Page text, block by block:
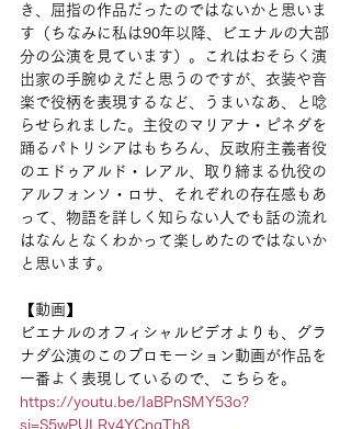
き、屈指の作品だったのではないかと思いま
す（ちなみに私は90年以降、ビエナルの大部
分の公演を見ています）。これはおそらく演
出家の手腕ゆえだと思うのですが、衣装や音
楽で役柄を表現するなど、うまいなあ、と唸
らせられました。主役のマリアナ・ピネダを
踊るパトリシアはもちろん、反政府主義者役
のエドゥアルド・レアル、取り締まる仇役の
アルフォンソ・ロサ、それぞれの存在感もあ
って、物語を詳しく知らない人でも話の流れ
はなんとなくわかって楽しめたのではないか
と思います。
【動画】
ビエナルのオフィシャルビデオよりも、グラ
ナダ公演のこのプロモーション動画が作品を
一番よく表現しているので、こちらを。
https://youtu.be/IaBPnSMY53o?
si=S5wPULRy4YCnqTh8